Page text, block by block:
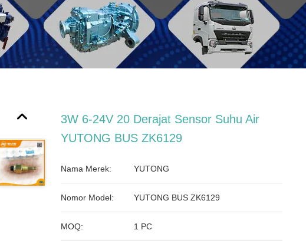
3W 6-24V 20 Derajat Sensor Suhu Air
YUTONG BUS ZK6129
Nama Merek: YUTONG
Nomor Model: YUTONG BUS ZK6129
MOQ: 1 PC